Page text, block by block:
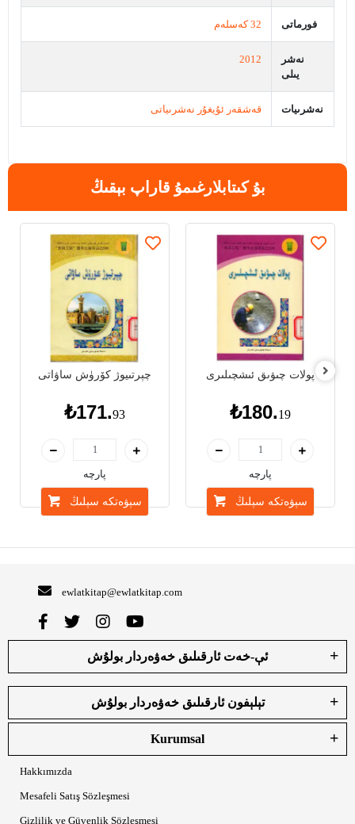
فورماتى 32 كەسلەم
نەشر
يىلى
2012
نەشرىيات قەشقەر ئۇيغۇر نەشرىياتى
بۇ كىتابلارغىمۇ قاراپ بېقىڭ
چېرتىيوژ كۆرۈش ساۋاتى
₺171.93
پارچە
سېۋەتكە سېلىڭ
پولات چىۋىق ئىشچىلىرى
₺180.19
پارچە
سېۋەتكە سېلىڭ
ewlatkitap@ewlatkitap.com
ئې-خەت ئارقىلىق خەۋەردار بولۇش
تېلېفون ئارقىلىق خەۋەردار بولۇش
Kurumsal
Hakkımızda
Mesafeli Satış Sözleşmesi
Gizlilik ve Güvenlik Sözleşmesi